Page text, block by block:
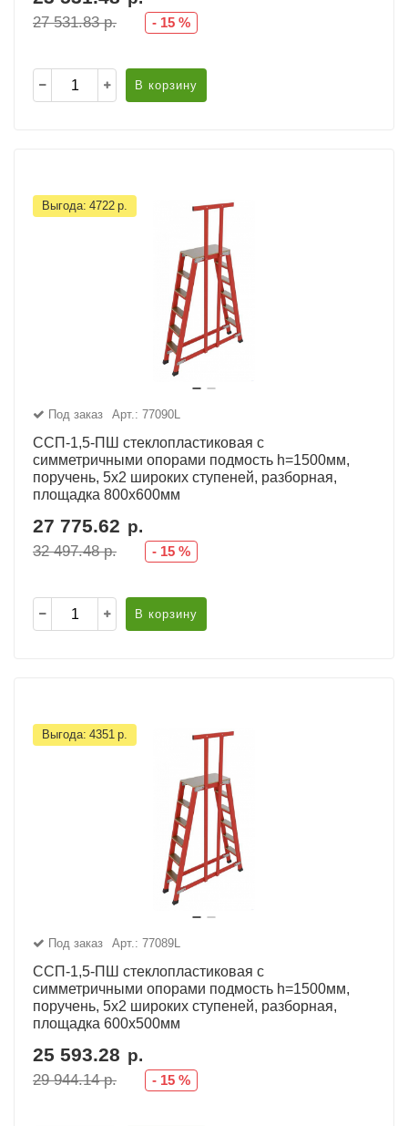
27 531.83р. - 15 %
В корзину
Выгода: 4722 р.
Под заказ Арт.: 77090L
ССП-1,5-ПШ стеклопластиковая с
симметричными опорами подмость h=1500мм,
поручень, 5х2 широких ступеней, разборная,
площадка 800х600мм
27 775.62 р.
32 497.48р. - 15 %
В корзину
Выгода: 4351 р.
Под заказ Арт.: 77089L
ССП-1,5-ПШ стеклопластиковая с
симметричными опорами подмость h=1500мм,
поручень, 5х2 широких ступеней, разборная,
площадка 600х500мм
25 593.28 р.
29 944.14р. - 15 %